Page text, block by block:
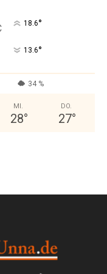
18.6°
13.6°
34 %
MI.
28°
DO.
27°